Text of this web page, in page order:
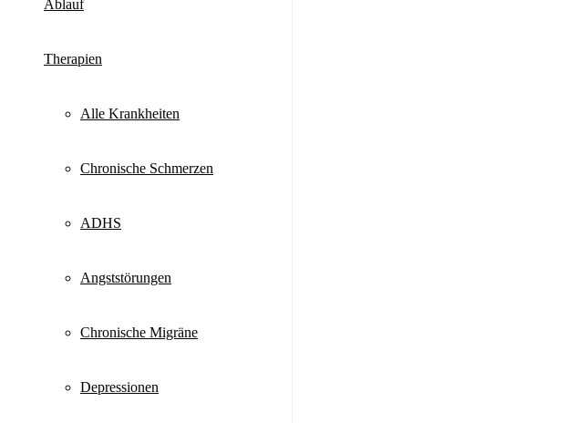
Ablauf
Therapien
Alle Krankheiten
Chronische Schmerzen
ADHS
Angststörungen
Chronische Migräne
Depressionen